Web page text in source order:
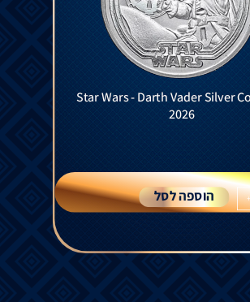
Star Wars - Darth Vader Silver
2026
הוספה לסל